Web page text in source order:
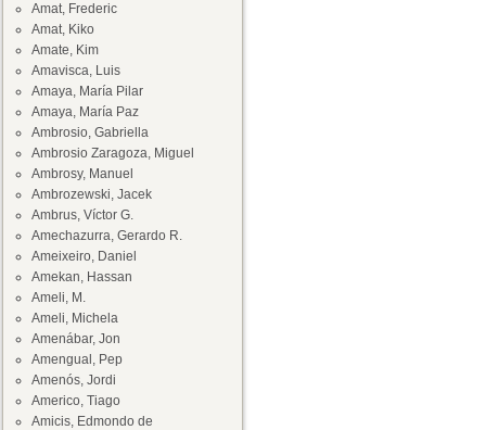
Amat, Frederic
Amat, Kiko
Amate, Kim
Amavisca, Luis
Amaya, María Pilar
Amaya, María Paz
Ambrosio, Gabriella
Ambrosio Zaragoza, Miguel
Ambrosy, Manuel
Ambrozewski, Jacek
Ambrus, Víctor G.
Amechazurra, Gerardo R.
Ameixeiro, Daniel
Amekan, Hassan
Ameli, M.
Ameli, Michela
Amenábar, Jon
Amengual, Pep
Amenós, Jordi
Americo, Tiago
Amicis, Edmondo de